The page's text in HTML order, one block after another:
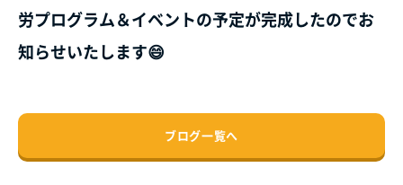
労プログラム＆イベントの予定が完成したのでお
知らせいたします😄
ブログ一覧へ